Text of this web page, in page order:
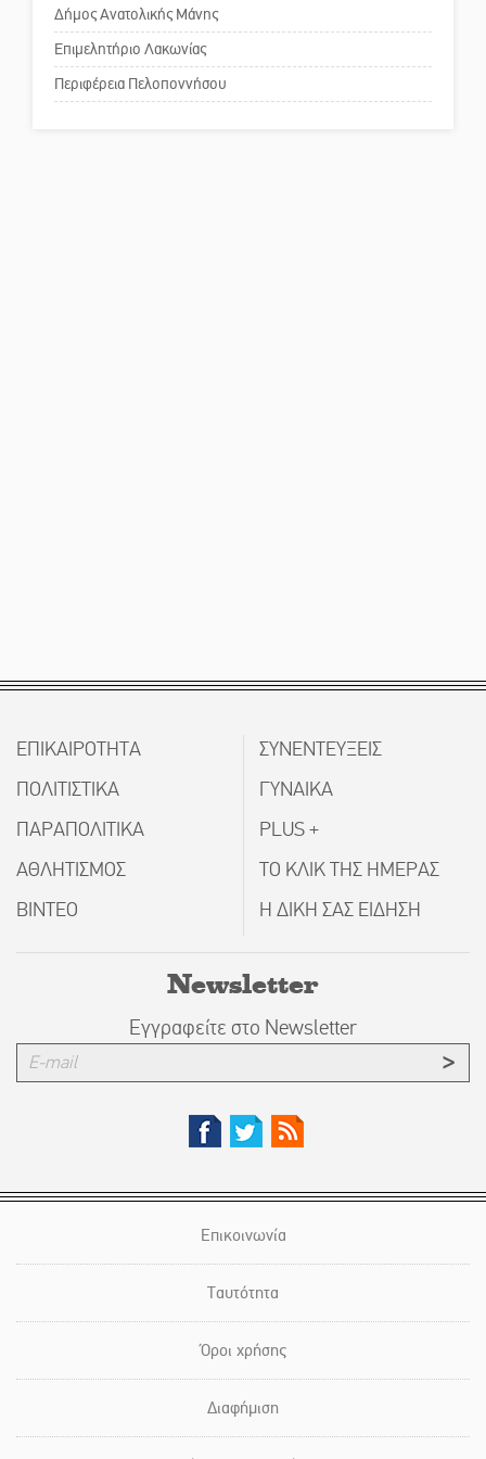
Το δικό σας σχόλιο: Παράδειγμα
κοινωνικής αναισθησίας
Δήμος Ανατολικής Μάνης
Επιμελητήριο Λακωνίας
Περιφέρεια Πελοποννήσου
ΕΠΙΚΑΙΡΟΤΗΤΑ
ΠΟΛΙΤΙΣΤΙΚΑ
ΠΑΡΑΠΟΛΙΤΙΚΑ
ΑΘΛΗΤΙΣΜΟΣ
ΒΙΝΤΕΟ
ΣΥΝΕΝΤΕΥΞΕΙΣ
ΓΥΝΑΙΚΑ
PLUS +
ΤΟ ΚΛΙΚ ΤΗΣ ΗΜΕΡΑΣ
Η ΔΙΚΗ ΣΑΣ ΕΙΔΗΣΗ
Newsletter
Εγγραφείτε στο Newsletter
Επικοινωνία
Ταυτότητα
Όροι χρήσης
Διαφήμιση